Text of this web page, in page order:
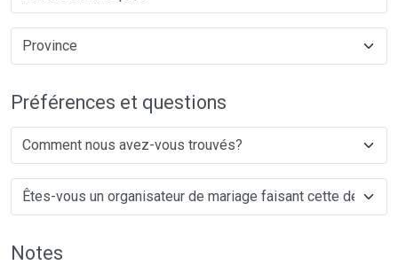
Préférences et questions
Notes